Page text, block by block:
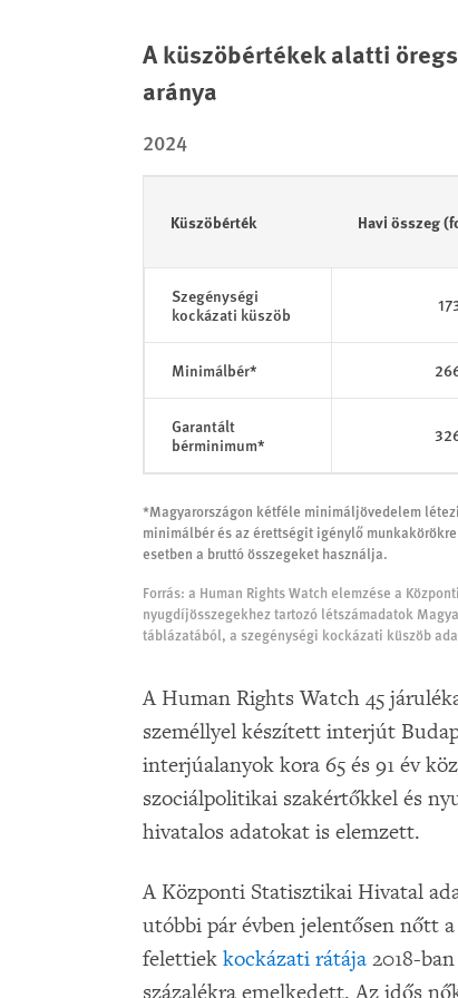
A küszöbértékek alatti
aránya
2024
Küszöbérték Havi összeg
Szegénységi
kockázati küszöb
Minimálbér*
Garantált
bérminimum*
*Magyarországon kétféle minimáljövedelem
minimálbér és az érettségit igénylő
esetben a bruttó összegeket használja.
Forrás: a Human Rights Watch elemzése a
nyugdíjösszegekhez tartozó létszámadatok
táblázatából, a szegénységi kockázati küszöb
A Human Rights Watch 45
személlyel készített interjút
interjúalanyok kora 65 és 91 év
szociálpolitikai szakértőkkel és
hivatalos adatokat is elemzett.
A Központi Statisztikai Hivatal
utóbbi pár évben jelentősen nőtt a
felettiek kockázati rátája 2018-